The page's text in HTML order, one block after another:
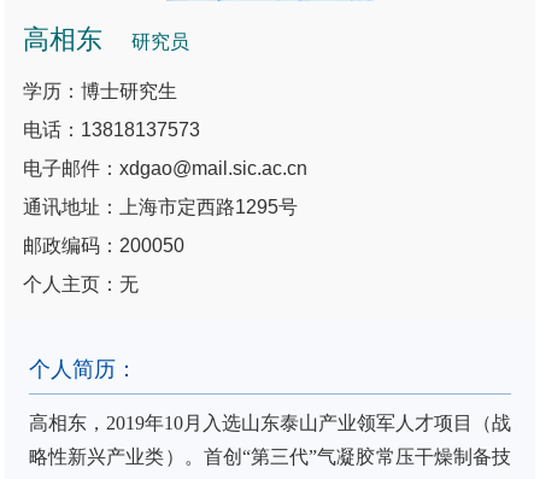
高相东 研究员
学历：博士研究生
电话：13818137573
电子邮件：xdgao@mail.sic.ac.cn
通讯地址：上海市定西路1295号
邮政编码：200050
个人主页：无
个人简历：
高相东 ， 2019年10月入选山东泰山产业领军人才项目（战
略性新兴产业类）。首创 “第三代”气凝胶常压干燥制备技